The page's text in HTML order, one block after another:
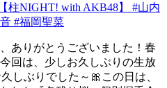
柱NIGHT! with AKB48】 #山内
#福岡聖菜
ありがとうございました！春
回は、少しお久しぶりの生放
しぶりでした～🎀この日は、